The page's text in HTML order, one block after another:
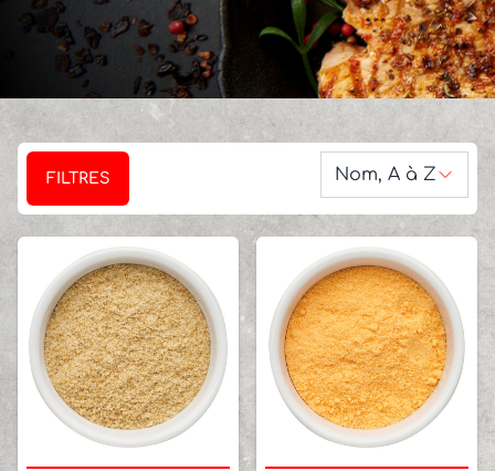
FILTRES
Trier par :
Nom, A à Z